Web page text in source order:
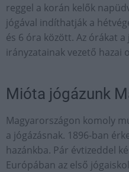
reggel a korán kelők
jógával indíthatják a
és 6 óra között. Az órákat
irányzatainak vezető hazai
Mióta jógázunk
Magyarországon komoly
a jógázásnak. 1896-ban
hazánkba. Pár évtizeddel
Európában az első